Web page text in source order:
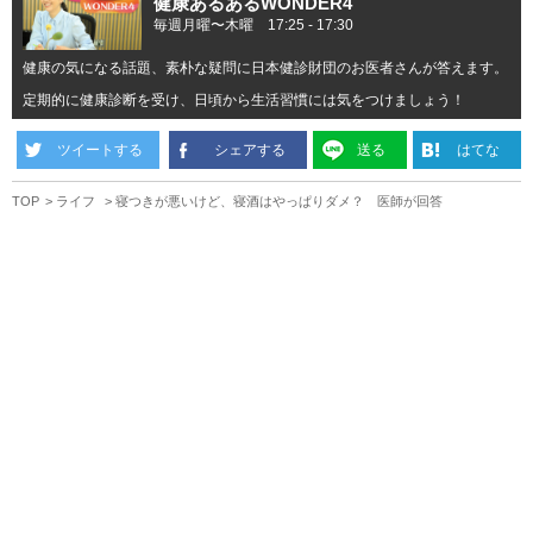
毎週月曜〜木曜 17:25 ‐ 17:30
健康の気になる話題、素朴な疑問に日本健診財団のお医者さんが答えます。
定期的に健康診断を受け、日頃から生活習慣には気をつけましょう！
ツイートする シェアする 送る はてな
TOP ライフ 寝つきが悪いけど、寝酒はやっぱりダメ？ 医師が回答